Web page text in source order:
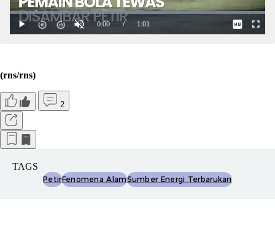
(rns/rns)
2
TAGS
PetirFenomena AlamSumber Energi Terbarukan